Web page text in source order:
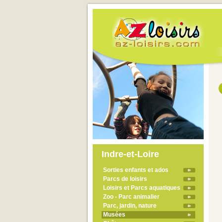
Indre-et-Loire
Sorties enfants et ados
Parcs de loisirs
Loisirs et Parcs aquatiques
Zoo - Parc animalier
Parc, jardin, nature
Musées